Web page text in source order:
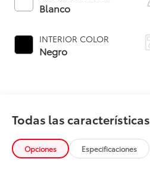
Blanco
INTERIOR COLOR
Negro
Todas las características
Opciones Especificaciones